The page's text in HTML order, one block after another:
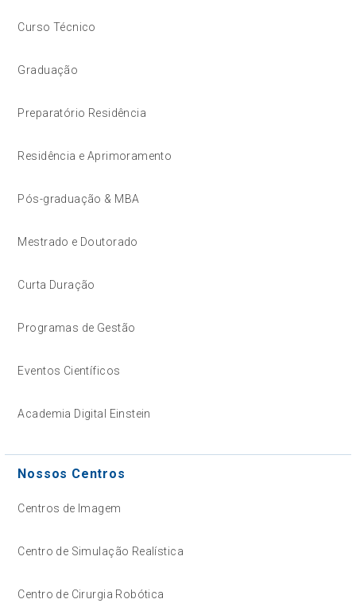
Curso Técnico
Graduação
Preparatório Residência
Residência e Aprimoramento
Pós-graduação & MBA
Mestrado e Doutorado
Curta Duração
Programas de Gestão
Eventos Científicos
Academia Digital Einstein
Nossos Centros
Centros de Imagem
Centro de Simulação Realística
Centro de Cirurgia Robótica